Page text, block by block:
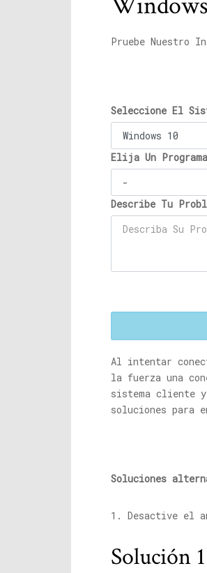
Pruebe Nuestro
Seleccione El
Elija Un
Describe Tu
Al intentar
la fuerza una
sistema cliente
soluciones para
Soluciones
1. Desactive el
Solución